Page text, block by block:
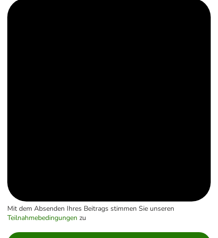
Mit dem Absenden Ihres Beitrags stimmen Sie unseren
Teilnahmebedingungen zu